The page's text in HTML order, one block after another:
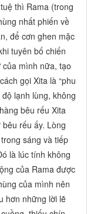
thì Rama (trong
nhất phiến về
để cơn ghen mặc
tuyên bố chiến
của mình nữa, tạo
gọi Xita là “phu
lạnh lùng, không
bêu rếu Xita
rếu ấy. Lòng
sáng và tiếp
là lúc tính không
của Rama được
của mình nên
hơn những lời lẽ